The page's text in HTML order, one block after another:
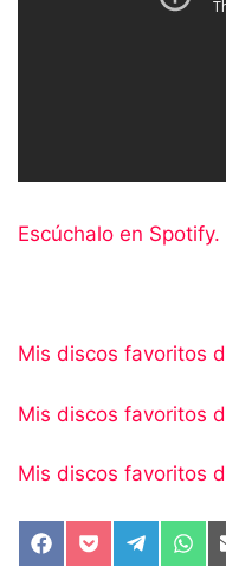
Escúchalo en Spotify.
Mis discos favoritos
Mis discos favoritos
Mis discos favoritos
Compartir
en
Compartir
en
en
en